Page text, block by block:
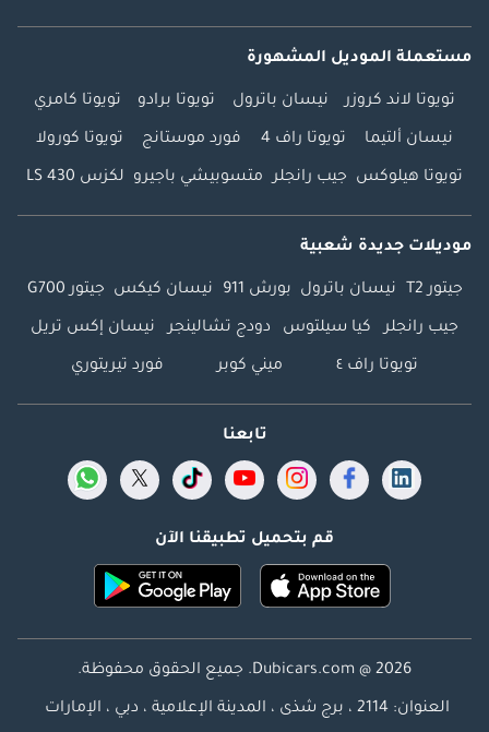
مستعملة الموديل المشهورة
تويوتا لاند كروزر نيسان باترول تويوتا برادو تويوتا كامري
نيسان ألتيما تويوتا راف 4 فورد موستانج تويوتا كورولا
تويوتا هيلوكس جيب رانجلر متسوبيشي باجيرو لكزس LS 430
موديلات جديدة شعبية
جيتور T2 نيسان باترول بورش 911 نيسان كيكس جيتور G700
جيب رانجلر كيا سيلتوس دودج تشالينجر نيسان إكس تريل
تويوتا راف ٤ ميني كوبر فورد تيريتوري
تابعنا
قم بتحميل تطبيقنا الآن
Dubicars.com @ 2026. جميع الحقوق محفوظة.
العنوان: 2114 ، برج شذى ، المدينة الإعلامية ، دبي ، الإمارات